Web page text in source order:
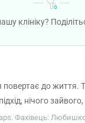
клініку?
до життя.
нічого
результативне
Фахівець: